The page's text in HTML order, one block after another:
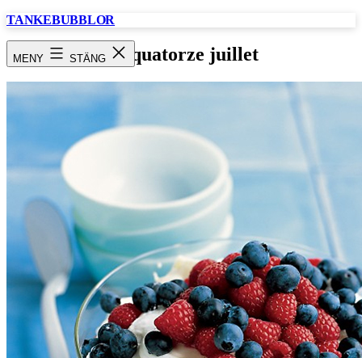
Hoppa
TANKEBUBBLOR
MENY STÄNGLe quatorze juillet